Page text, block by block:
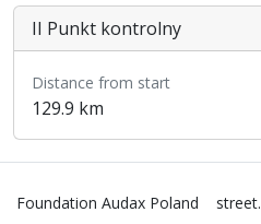
II Punkt kontrolny
Distance from start
129.9 km
Foundation Audax Poland